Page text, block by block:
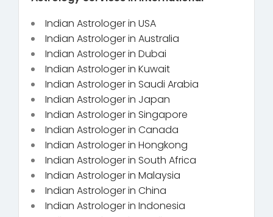
Indian Astrologer in USA
Indian Astrologer in Australia
Indian Astrologer in Dubai
Indian Astrologer in Kuwait
Indian Astrologer in Saudi Arabia
Indian Astrologer in Japan
Indian Astrologer in Singapore
Indian Astrologer in Canada
Indian Astrologer in Hongkong
Indian Astrologer in South Africa
Indian Astrologer in Malaysia
Indian Astrologer in China
Indian Astrologer in Indonesia